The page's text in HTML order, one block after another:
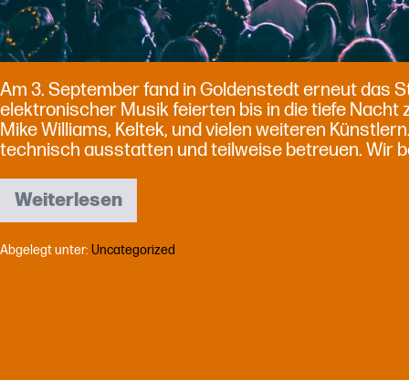
Am 3. September fand in Goldenstedt erneut das
elektronischer Musik feierten bis in die tiefe Nacht
Mike Williams, Keltek, und vielen weiteren
technisch ausstatten und teilweise betreuen. Wir
Weiterlesen
Strandfieber
Festival
2023
Abgelegt unter: Uncategorized